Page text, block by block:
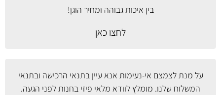
בין איכות גבוהה ומחיר הוגן!
לחצו כאן
על מנת לצמצם אי-נעימות אנא עייןבתנאי הרכישה ובתנאי
המשלוח שלנו. מומלץ לוודא מלאי פיזי בחנות לפני הגעה.